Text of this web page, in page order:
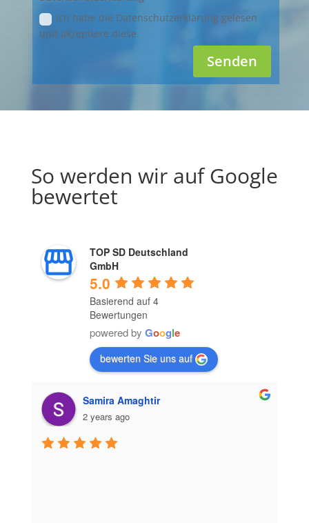
Ich habe die Datenschutzerklärung gelesen
und akzeptiere diese.
Senden
So werden wir auf Google
bewertet
TOP SD Deutschland
GmbH
5.0
Basierend auf 4
Bewertungen
powered by Google
bewerten Sie uns auf
Samira Amaghtir
2 years ago